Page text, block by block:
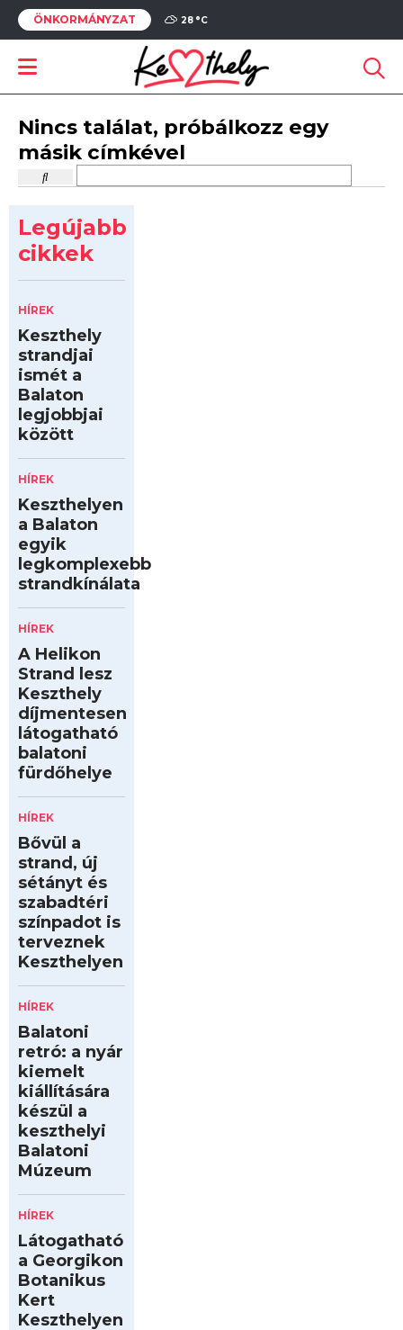
ÖNKORMÁNYZAT 28 °C
Nincs találat, próbálkozz egy
másik címkével
Legújabb
cikkek
HÍREK
Keszthely
strandjai
ismét a
Balaton
legjobbjai
között
HÍREK
Keszthelyen
a Balaton
egyik
legkomplexebb
strandkínálata
HÍREK
A Helikon
Strand lesz
Keszthely
díjmentesen
látogatható
balatoni
fürdőhelye
HÍREK
Bővül a
strand, új
sétányt és
szabadtéri
színpadot is
terveznek
Keszthelyen
HÍREK
Balatoni
retró: a nyár
kiemelt
kiállítására
készül a
keszthelyi
Balatoni
Múzeum
HÍREK
Látogatható
a Georgikon
Botanikus
Kert
Keszthelyen